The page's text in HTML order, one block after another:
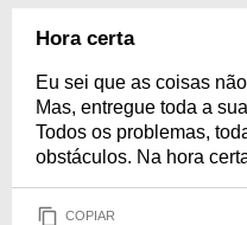
Hora certa
Eu sei que as coisas
Mas, entregue toda a
Todos os problemas,
obstáculos. Na hora
COPIAR